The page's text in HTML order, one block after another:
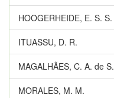
HOOGERHEIDE, E. S. S.
ITUASSU, D. R.
MAGALHÃES, C. A. de S.
MORALES, M. M.